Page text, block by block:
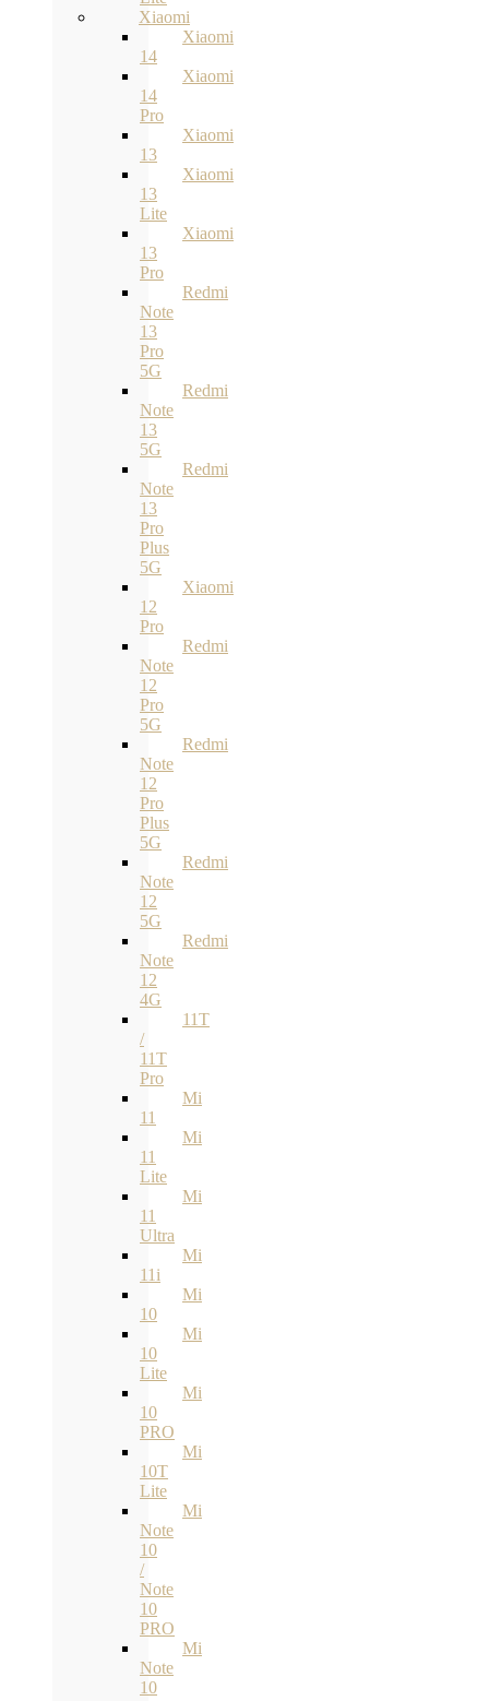
Xiaomi
Xiaomi
14
Xiaomi
14
Pro
Xiaomi
13
Xiaomi
13
Lite
Xiaomi
13
Pro
Redmi
Note
13
Pro
5G
Redmi
Note
13
5G
Redmi
Note
13
Pro
Plus
5G
Xiaomi
12
Pro
Redmi
Note
12
Pro
5G
Redmi
Note
12
Pro
Plus
5G
Redmi
Note
12
5G
Redmi
Note
12
4G
11T
/
11T
Pro
Mi
11
Mi
11
Lite
Mi
11
Ultra
Mi
11i
Mi
10
Mi
10
Lite
Mi
10
PRO
Mi
10T
Lite
Mi
Note
10
/
Note
10
PRO
Mi
Note
10